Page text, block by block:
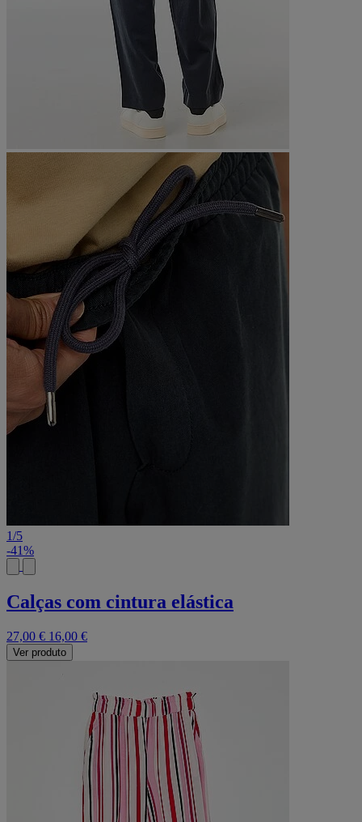
1/5
-41%
Calças com cintura elástica
27,00 € 16,00 €
Ver produto